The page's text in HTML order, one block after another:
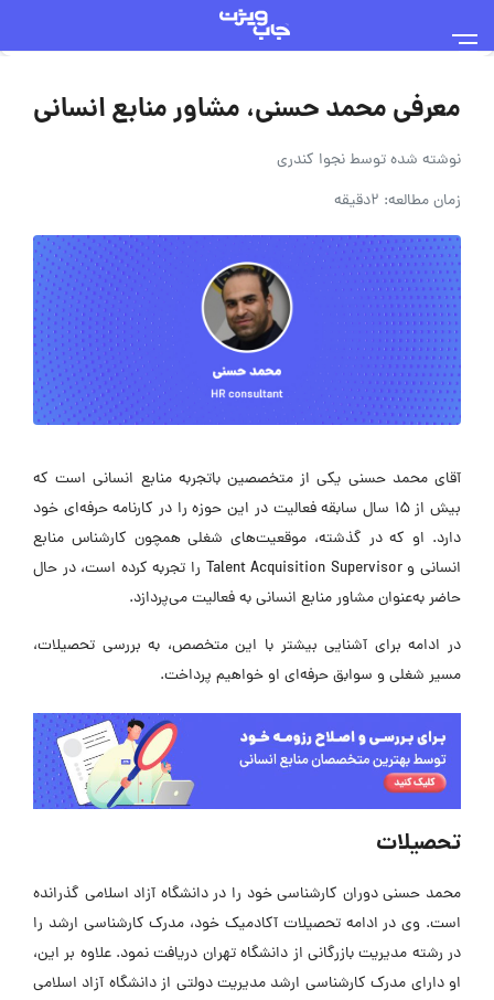
معرفی محمد حسنی، مشاور منابع انسانی
نوشته شده توسطنجوا کندری
زمان مطالعه: 2دقیقه
آقای محمد حسنی یکی از متخصصین باتجربه منابع انسانی است که
بیش از 15 سال سابقه فعالیت در این حوزه را در کارنامه حرفه‌ای خود
دارد. او که در گذشته، موقعیت‌های شغلی همچون کارشناس منابع
انسانی و Talent Acquisition Supervisor را تجربه کرده است، در حال
حاضر به‌عنوان مشاور منابع انسانی به فعالیت می‌پردازد.
در ادامه برای آشنایی بیشتر با این متخصص، به بررسی تحصیلات،
مسیر شغلی و سوابق حرفه‌ای او خواهیم پرداخت.
تحصیلات
محمد حسنی دوران کارشناسی خود را در دانشگاه آزاد اسلامی گذرانده
است. وی در ادامه تحصیلات آکادمیک خود، مدرک کارشناسی ارشد را
در رشته مدیریت بازرگانی از دانشگاه تهران دریافت نمود. علاوه بر این،
او دارای مدرک کارشناسی ارشد مدیریت دولتی از دانشگاه آزاد اسلامی